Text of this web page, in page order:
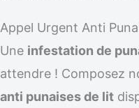
Appel Urgent Anti
Une infestation de
attendre ! Composez
anti punaises de lit